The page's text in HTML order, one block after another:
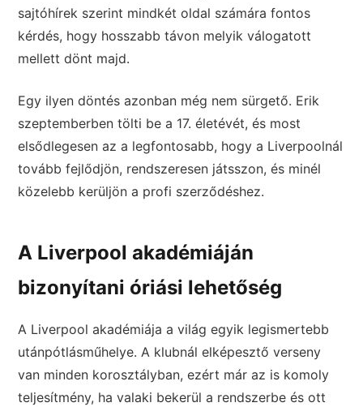
sajtóhírek szerint mindkét oldal számára fontos
kérdés, hogy hosszabb távon melyik válogatott
mellett dönt majd.
Egy ilyen döntés azonban még nem sürgető. Erik
szeptemberben tölti be a 17. életévét, és most
elsődlegesen az a legfontosabb, hogy a Liverpoolnál
tovább fejlődjön, rendszeresen játsszon, és minél
közelebb kerüljön a profi szerződéshez.
A Liverpool akadémiáján
bizonyítani óriási lehetőség
A Liverpool akadémiája a világ egyik legismertebb
utánpótlásműhelye. A klubnál elképesztő verseny
van minden korosztályban, ezért már az is komoly
teljesítmény, ha valaki bekerül a rendszerbe és ott